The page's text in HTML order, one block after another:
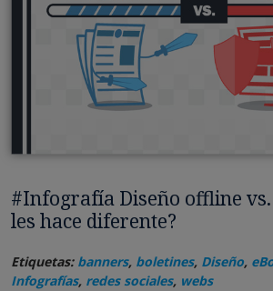
#Infografía Diseño offline vs.
les hace diferente?
Etiquetas: banners, boletines, Diseño,
Infografías, redes sociales, webs